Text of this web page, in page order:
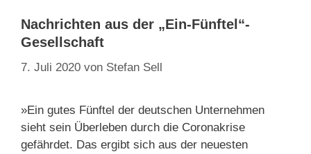
Nachrichten aus der „Ein-Fünftel“-
Gesellschaft
7. Juli 2020 von Stefan Sell
»Ein gutes Fünftel der deutschen Unternehmen
sieht sein Überleben durch die Coronakrise
gefährdet. Das ergibt sich aus der neuesten